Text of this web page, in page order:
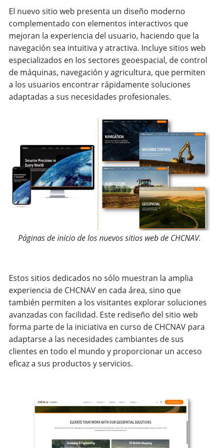
El nuevo sitio web presenta un diseño moderno
complementado con elementos interactivos que
mejoran la experiencia del usuario, haciendo que la
navegación sea intuitiva y atractiva. Incluye sitios web
especializados en los sectores geoespacial, de control
de máquinas, navegación y agricultura, que permiten
a los usuarios encontrar rápidamente soluciones
adaptadas a sus necesidades profesionales.
Páginas de inicio de los nuevos sitios web de CHCNAV.
Estos sitios dedicados no sólo muestran la amplia
experiencia de CHCNAV en cada área, sino que
también permiten a los visitantes explorar soluciones
avanzadas con facilidad. Este rediseño del sitio web
forma parte de la iniciativa en curso de CHCNAV para
adaptarse a las necesidades cambiantes de sus
clientes en todo el mundo y proporcionar un acceso
eficaz a sus productos y servicios.